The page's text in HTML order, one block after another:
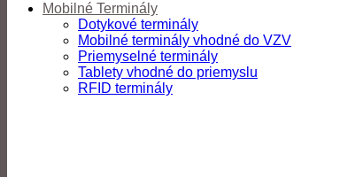
Mobilné Terminály
Dotykové terminály
Mobilné terminály vhodné do VZV
Priemyselné terminály
Tablety vhodné do priemyslu
RFID terminály